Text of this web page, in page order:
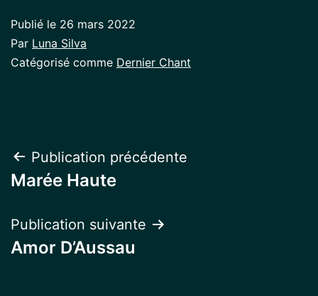
Publié le 26 mars 2022
Par Luna Silva
Catégorisé comme Dernier Chant
Navigation
de
l’article
Publication précédente
Marée Haute
Publication suivante
Amor D’Aussau